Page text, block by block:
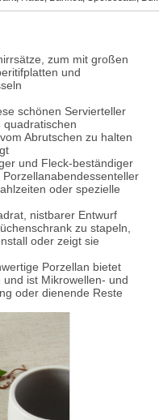
zum mit großen
und
schönen Servierteller
quadratischen
Abrutschen zu halten
und Fleck-beständiger
oder spezielle
nistbarer Entwurf
zu stapeln,
oder zeigt sie
Porzellan bietet
ist Mikrowellen- und
oder dienende Reste